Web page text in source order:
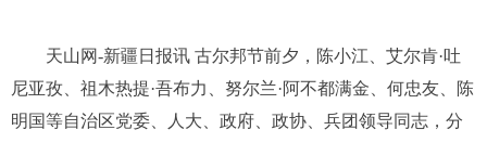
天山网-新疆日报讯 古尔邦节前夕，陈小江、艾尔肯·吐
尼亚孜、祖木热提·吾布力、努尔兰·阿不都满金、何忠友、陈
明国等自治区党委、人大、政府、政协、兵团领导同志，分